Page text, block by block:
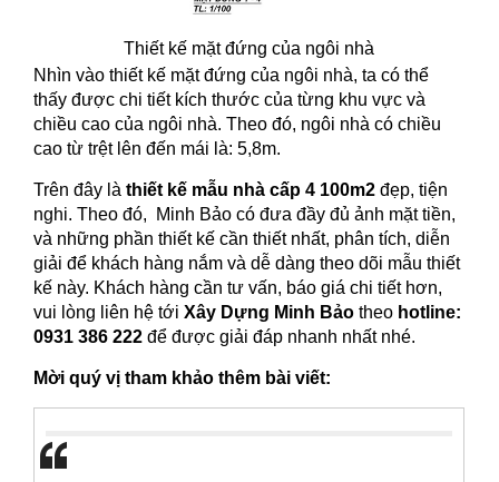
Thiết kế mặt đứng của ngôi nhà
Nhìn vào thiết kế mặt đứng của ngôi nhà, ta có thể
thấy được chi tiết kích thước của từng khu vực và
chiều cao của ngôi nhà. Theo đó, ngôi nhà có chiều
cao từ trệt lên đến mái là: 5,8m.
Trên đây là thiết kế mẫu nhà cấp 4 100m2 đẹp, tiện
nghi. Theo đó, Minh Bảo có đưa đầy đủ ảnh mặt tiền,
và những phần thiết kế cần thiết nhất, phân tích, diễn
giải để khách hàng nắm và dễ dàng theo dõi mẫu thiết
kế này. Khách hàng cần tư vấn, báo giá chi tiết hơn,
vui lòng liên hệ tới Xây Dựng Minh Bảo theo hotline:
0931 386 222 để được giải đáp nhanh nhất nhé.
Mời quý vị tham khảo thêm bài viết: